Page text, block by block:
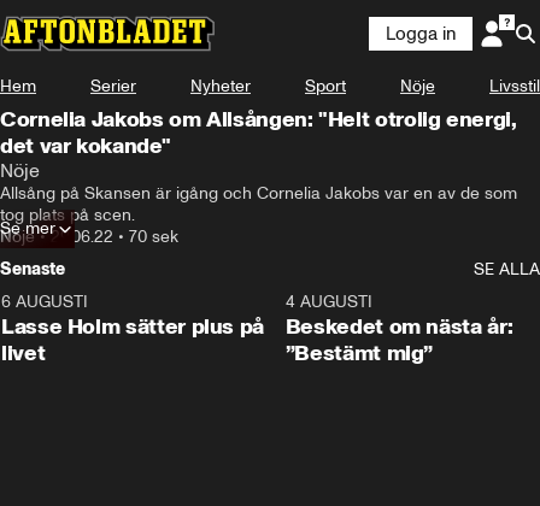
Logga in
Hem Serier Nyheter Sport Nöje Livsstil
Cornelia Jakobs om Allsången: "Helt otrolig energi,
det var kokande"
Nöje
Allsång på Skansen är igång och Cornelia Jakobs var en av de som
tog plats på scen.
Nöje•29.06.22 • 70 sek
Se mer
Senaste
SE ALLA
6 AUGUSTI
Lasse Holm sätter plus på
livet
4 AUGUSTI
Beskedet om nästa år:
”Bestämt mig”